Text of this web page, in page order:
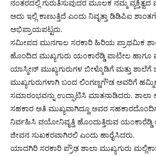
ನಂತರದಲ್ಲಿ ಗುರುತಿಸುವುದರ ಮೂಲಕ ನಮ್ಮ ವ್ಯಕ್ತಿತ್ವದ
ಅದು ಇಲ್ಲಿ ಕಾಣುತ್ತಿದೆ ಎಂದು ನಿವೃತ್ತಾ ಡಿಡಿಪಿಐ
ಅಭಿಪ್ರಾಯಪಟ್ಟರು.
ಸಮೀಪದ ಮುನಗಾಲ ಸರಕಾರಿ ಹಿರಿಯ ಪ್ರಾಥಮಿಕ
ಹೊಂದಿದ ಮುಖ್ಯಗುರು ಯಂಕಾರೆಡ್ಡಿ ಪಾಟೀಲ ಹಾಗೂ
ಯಾಸ್ಮೀನ್ ಮುಖ್ಯಗುರುಗಳ ಬೀಳ್ಕೊಡಿಗೆ ಮತ್ತು
ಮುಖ್ಯಗುರುಗಳಾಗಿ ಬಂದ ಲಿಂಗಣ್ಣಗೌಡ ಅವರಿಗೆ
ಸಮಾರಂಭವನ್ನು ಉದ್ಘಾಟಿಸಿ ಮಾತನಾಡಿದರು. ಶಾಲಾ
ಸಹಕಾರ ಅತಿ ಮುಖ್ಯವಾಗಿದ್ದೂ ಅವರ
ನಿರ್ವಹಿಸಿ ವಯೋನಿವೃತ್ತಿ ಹೊಂದುತ್ತಿರುವ
ಜೀವನ ಸುಖಕರವಾಗಿರಲಿ ಎಂದು ಹಾರೈಸಿದರು.
ಯಾದಗಿರಿ ಸರಕಾರಿ ಪ್ರೌಢ ಶಾಲಾ ಮುಖ್ಯಗುರು